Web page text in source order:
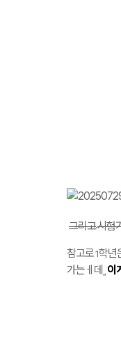
그리고시험
참고로1학년
가는ㅔ데 이